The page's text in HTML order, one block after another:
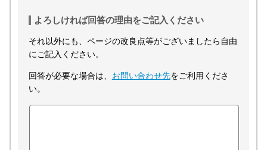
よろしければ回答の理由をご記入ください
それ以外にも、ページの改良点等がございましたら自由
にご記入ください。
回答が必要な場合は、 お問い合わせ先をご利用くださ
い。